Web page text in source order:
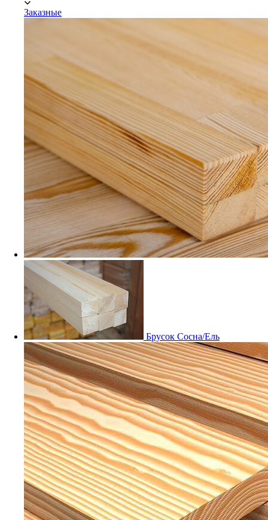
Заказные
Брусок Сосна/Ель
Мебельный щит Дуб
Заказные
Мебельный щит Ясень